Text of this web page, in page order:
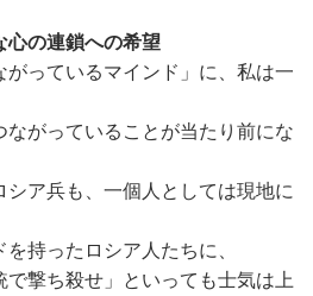
心の連鎖への希望
っているマインド」に、私は一
がっていることが当たり前にな
シア兵も、一個人としては現地に
持ったロシア人たちに、
で撃ち殺せ」といっても士気は上